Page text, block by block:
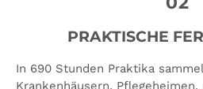
PRAKTISCHE
In 690 Stunden Praktika
Krankenhäusern,